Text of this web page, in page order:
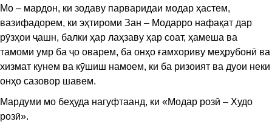
Мо – мардон, ки зодаву парваридаи модар ҳастем,
вазифадорем, ки эҳтироми Зан – Модарро нафақат дар
рӯзҳои ҷашн, балки ҳар лаҳзаву ҳар соат, ҳамеша ва
тамоми умр ба ҷо оварем, ба онҳо ғамхориву меҳрубонӣ ва
хизмат кунем ва кӯшиш намоем, ки ба ризоият ва дуои неки
онҳо сазовор шавем.
Мардуми мо беҳуда нагуфтаанд, ки «Модар розӣ – Худо
розӣ».